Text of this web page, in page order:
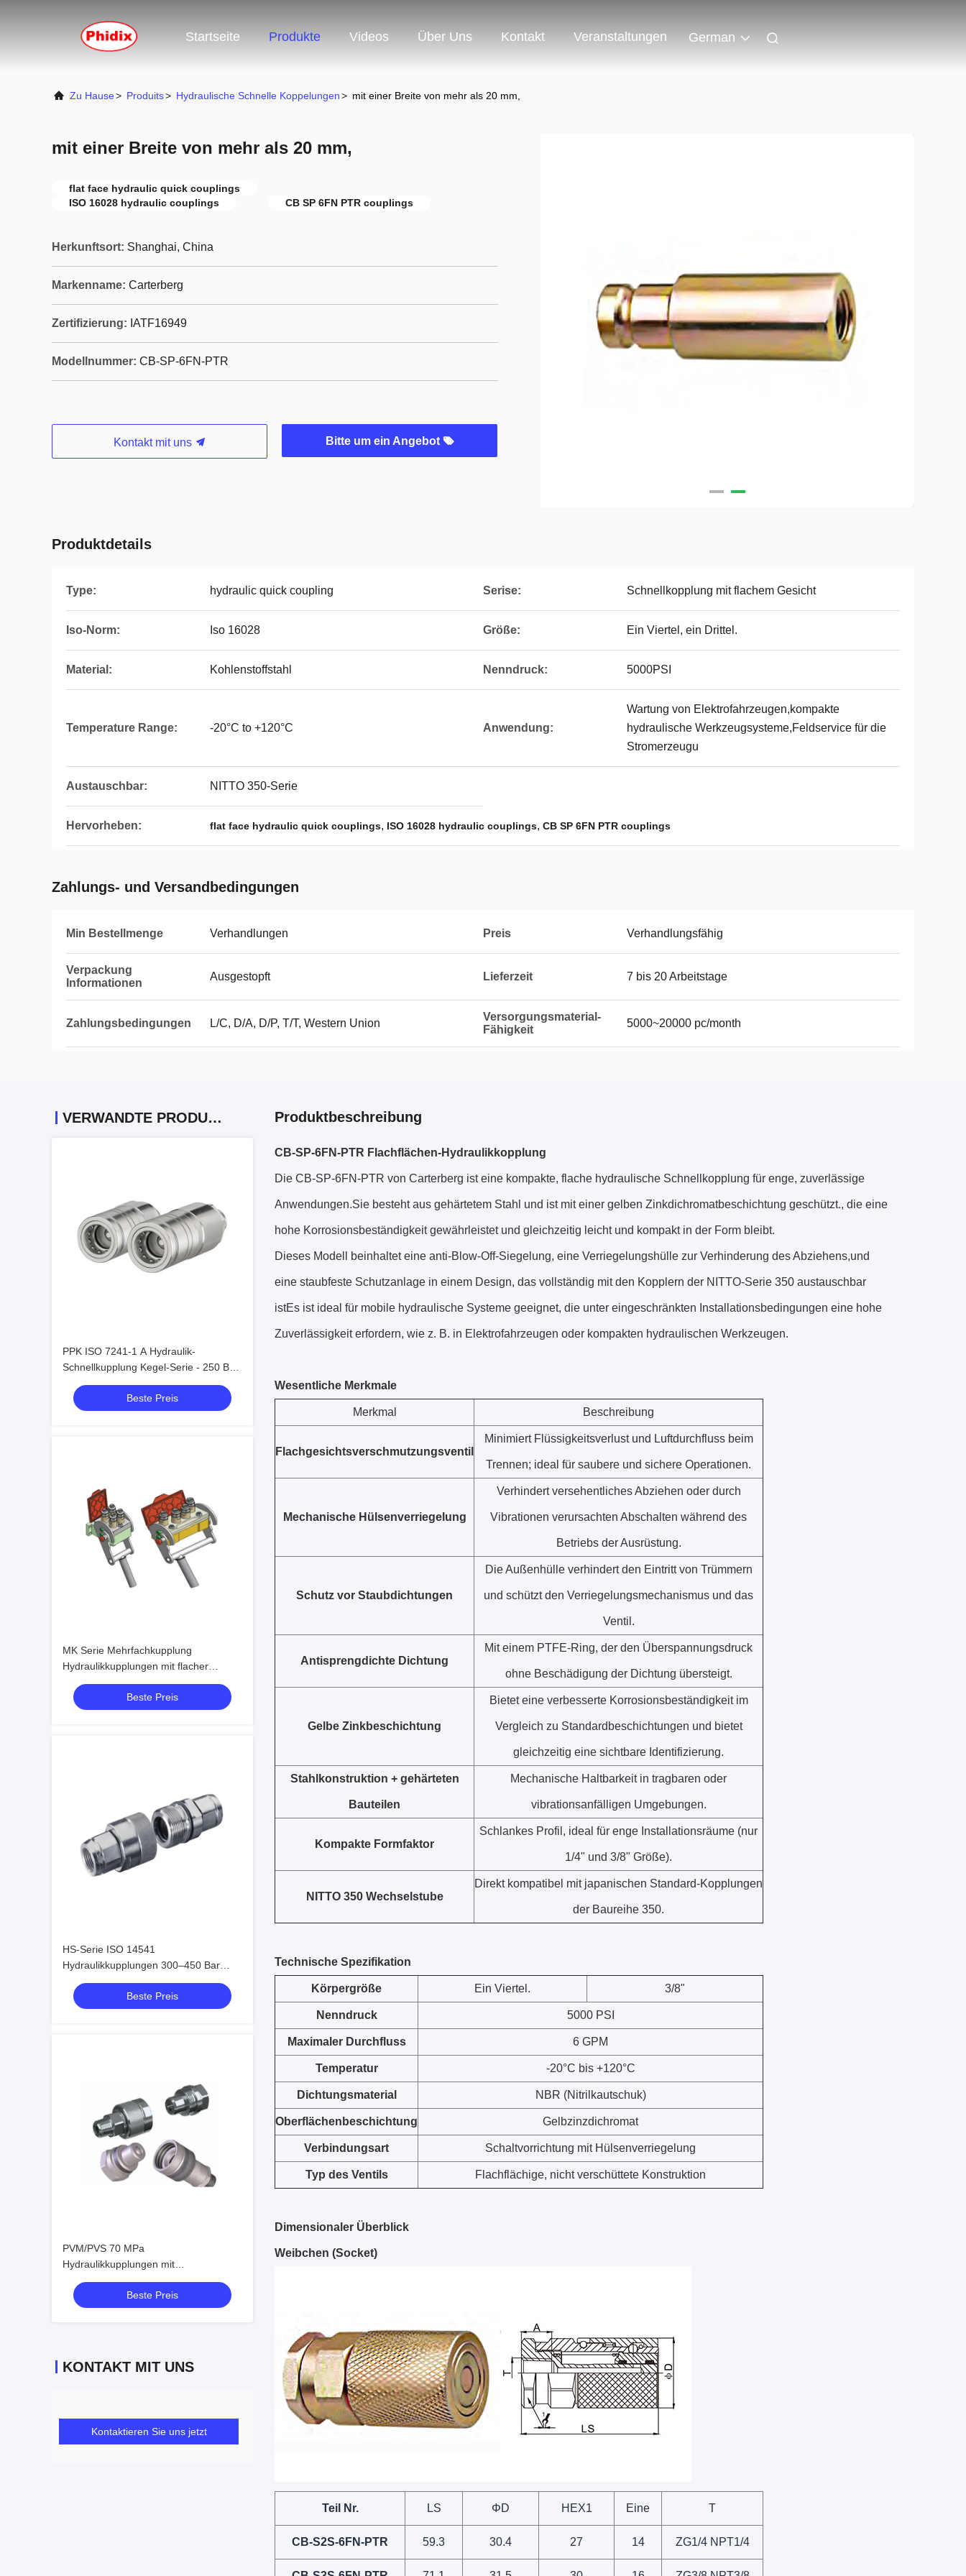
Startseite Produkte Videos Über Uns Kontakt Veranstaltungen German
Zu Hause> Produits> Hydraulische Schnelle Koppelungen> mit einer Breite von mehr als 20 mm,
mit einer Breite von mehr als 20 mm,
flat face hydraulic quick couplings
ISO 16028 hydraulic couplings
CB SP 6FN PTR couplings
Herkunftsort: Shanghai, China
Markenname: Carterberg
Zertifizierung: IATF16949
Modellnummer: CB-SP-6FN-PTR
Kontakt mit uns Bitte um ein Angebot
Produktdetails
Type: hydraulic quick coupling Serise: Schnellkopplung mit flachem Gesicht
Iso-Norm: Iso 16028 Größe: Ein Viertel, ein Drittel.
Material: Kohlenstoffstahl Nenndruck: 5000PSI
Temperature Range: -20°C to +120°C Anwendung:
Wartung von Elektrofahrzeugen,kompakte
hydraulische Werkzeugsysteme,Feldservice für die
Stromerzeugu
Austauschbar: NITTO 350-Serie
Hervorheben: flat face hydraulic quick couplings, ISO 16028 hydraulic couplings, CB SP 6FN PTR couplings
Zahlungs- und Versandbedingungen
Min Bestellmenge Verhandlungen Preis Verhandlungsfähig
Verpackung
Informationen
Ausgestopft Lieferzeit 7 bis 20 Arbeitstage
Zahlungsbedingungen L/C, D/A, D/P, T/T, Western Union
Versorgungsmaterial-
Fähigkeit
5000~20000 pc/month
VERWANDTE PRODUKTE
PPK ISO 7241-1 A Hydraulik-
Schnellkupplung Kegel-Serie - 250 Bar
Stahlkugelverriegelung für
SchwermaschinenBeste Preis
MK Serie Mehrfachkupplung
Hydraulikkupplungen mit flacher
Dichtfläche ISO-Standard
Schnellkupplungssystem
Beste Preis
HS-Serie ISO 14541
Hydraulikkupplungen 300–450 Bar
Schraubanschluss-Kegelventil-
Armaturen
Beste Preis
PVM/PVS 70 MPa
Hydraulikkupplungen mit
Schraubanschluss ISO 14540
Hochdruck-Konusventil-Kupplungen
Beste Preis
KONTAKT MIT UNS
Kontaktieren Sie uns jetzt
Produktbeschreibung
CB-SP-6FN-PTR Flachflächen-Hydraulikkopplung
Die CB-SP-6FN-PTR von Carterberg ist eine kompakte, flache hydraulische Schnellkopplung für enge, zuverlässige
Anwendungen.Sie besteht aus gehärtetem Stahl und ist mit einer gelben Zinkdichromatbeschichtung geschützt., die eine
hohe Korrosionsbeständigkeit gewährleistet und gleichzeitig leicht und kompakt in der Form bleibt.
Dieses Modell beinhaltet eine anti-Blow-Off-Siegelung, eine Verriegelungshülle zur Verhinderung des Abziehens,und
eine staubfeste Schutzanlage in einem Design, das vollständig mit den Kopplern der NITTO-Serie 350 austauschbar
istEs ist ideal für mobile hydraulische Systeme geeignet, die unter eingeschränkten Installationsbedingungen eine hohe
Zuverlässigkeit erfordern, wie z. B. in Elektrofahrzeugen oder kompakten hydraulischen Werkzeugen.
Wesentliche Merkmale
Merkmal Beschreibung
Flachgesichtsverschmutzungsventil
Minimiert Flüssigkeitsverlust und Luftdurchfluss beim
Trennen; ideal für saubere und sichere Operationen.
Mechanische Hülsenverriegelung
Verhindert versehentliches Abziehen oder durch
Vibrationen verursachten Abschalten während des
Betriebs der Ausrüstung.
Schutz vor Staubdichtungen
Die Außenhülle verhindert den Eintritt von Trümmern
und schützt den Verriegelungsmechanismus und das
Ventil.
Antisprengdichte Dichtung
Mit einem PTFE-Ring, der den Überspannungsdruck
ohne Beschädigung der Dichtung übersteigt.
Gelbe Zinkbeschichtung
Bietet eine verbesserte Korrosionsbeständigkeit im
Vergleich zu Standardbeschichtungen und bietet
gleichzeitig eine sichtbare Identifizierung.
Stahlkonstruktion + gehärteten
Bauteilen
Mechanische Haltbarkeit in tragbaren oder
vibrationsanfälligen Umgebungen.
Kompakte Formfaktor
Schlankes Profil, ideal für enge Installationsräume (nur
1/4" und 3/8" Größe).
NITTO 350 Wechselstube
Direkt kompatibel mit japanischen Standard-Kopplungen
der Baureihe 350.
Technische Spezifikation
Körpergröße Ein Viertel. 3/8"
Nenndruck 5000 PSI
Maximaler Durchfluss 6 GPM
Temperatur -20°C bis +120°C
Dichtungsmaterial NBR (Nitrilkautschuk)
Oberflächenbeschichtung Gelbzinzdichromat
Verbindungsart Schaltvorrichtung mit Hülsenverriegelung
Typ des Ventils Flachflächige, nicht verschüttete Konstruktion
Dimensionaler Überblick
Weibchen (Socket)
Teil Nr. LS ΦD HEX1 Eine T
CB-S2S-6FN-PTR 59.3 30.4 27 14 ZG1/4 NPT1/4